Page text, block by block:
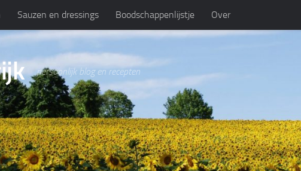
Sauzen en dressings Boodschappenlijstje Over
persoonlijk blog en recepten